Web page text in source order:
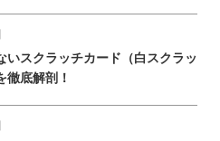
いスクラッチカード（白スクラッ
徹底解剖！